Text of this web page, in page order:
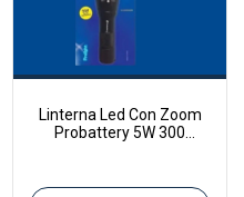
Linterna Led Con Zoom
Probattery 5W 300